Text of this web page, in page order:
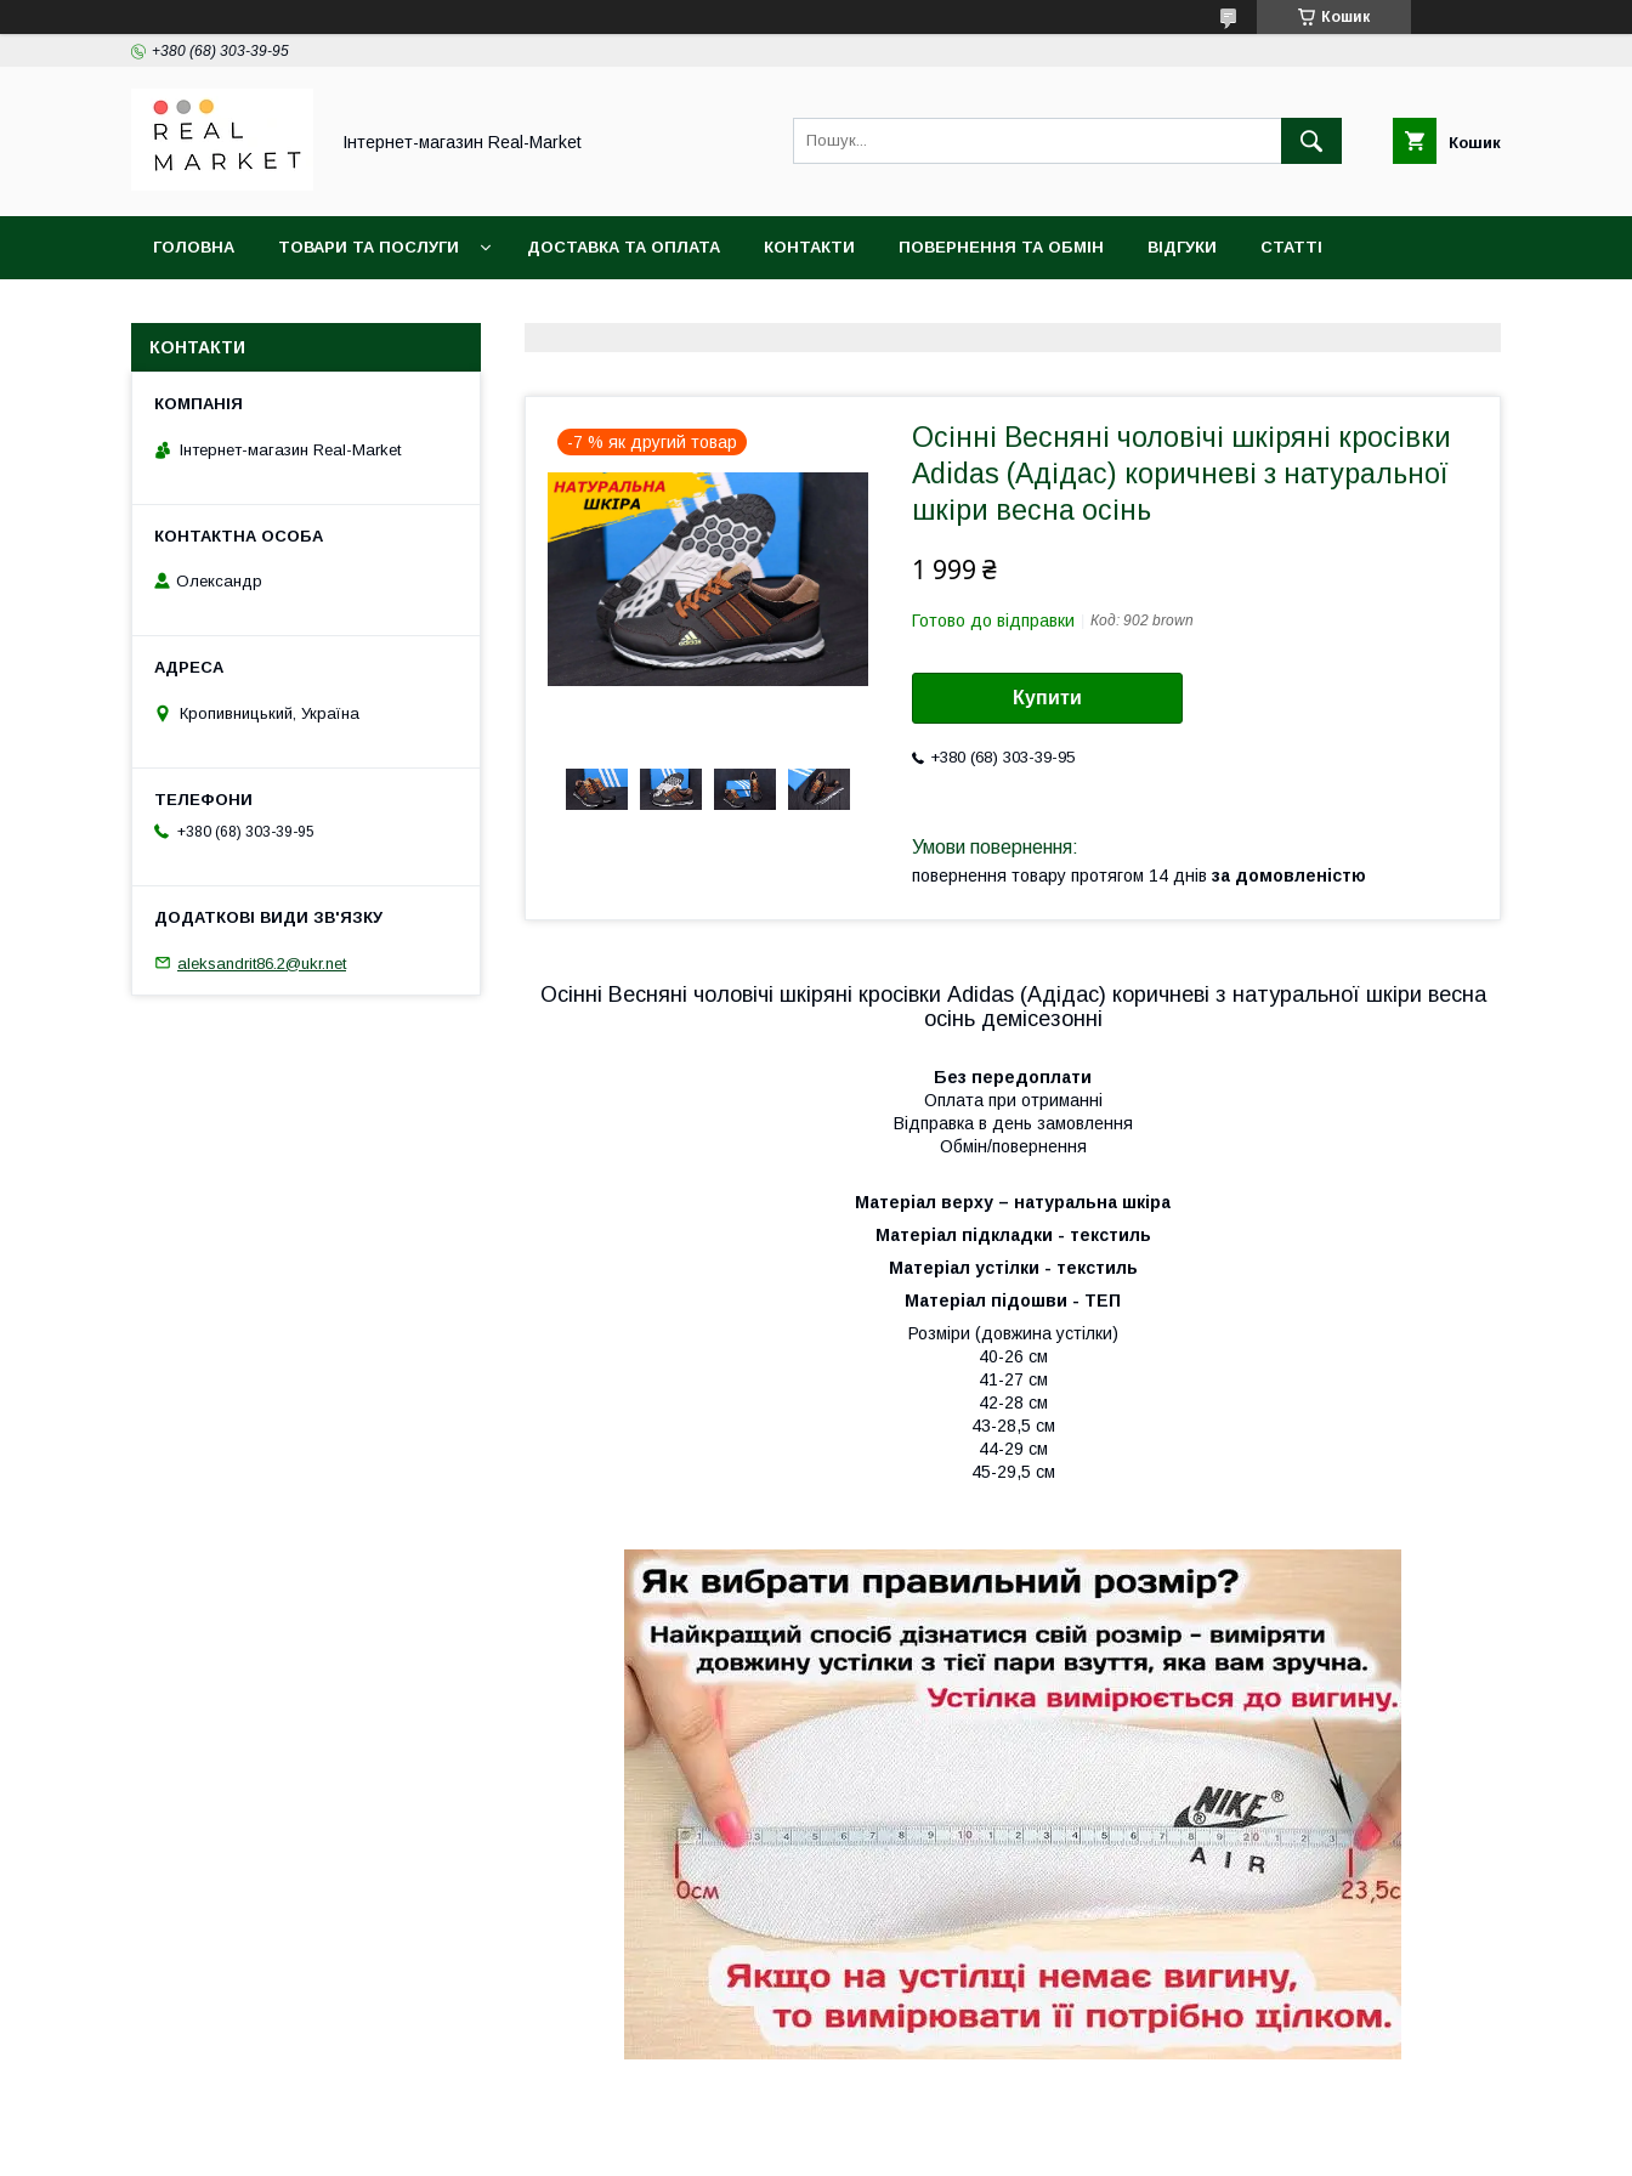
Кошик
+380 (68) 303-39-95
Інтернет-магазин Real-Market Кошик
ГОЛОВНА ТОВАРИ ТА ПОСЛУГИ ДОСТАВКА ТА ОПЛАТА КОНТАКТИ ПОВЕРНЕННЯ ТА ОБМІН ВІДГУКИ СТАТТІ
-7 % як другий товар
Осінні Весняні чоловічі шкіряні кросівки
Adidas (Адідас) коричневі з натуральної
шкіри весна осінь
1 999 ₴
Готово до відправки Код: 902 brown
Купити
+380 (68) 303-39-95
повернення товару протягом 14 днів за домовленістю
Осінні Весняні чоловічі шкіряні кросівки Adidas (Адідас) коричневі з натуральної шкіри весна
осінь демісезонні
Без передоплати
Оплата при отриманні
Відправка в день замовлення
Обмін/повернення
Матеріал верху – натуральна шкіра
Матеріал підкладки - текстиль
Матеріал устілки - текстиль
Матеріал підошви - ТЕП
Розміри (довжина устілки)
40-26 см
41-27 см
42-28 см
43-28,5 см
44-29 см
45-29,5 см
КОНТАКТИ
Інтернет-магазин Real-Market
Олександр
Кропивницький, Україна
+380 (68) 303-39-95
aleksandrit86.2@ukr.net